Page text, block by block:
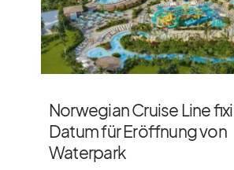
Norwegian Cruise Line
Datum für Eröffnung von
Waterpark